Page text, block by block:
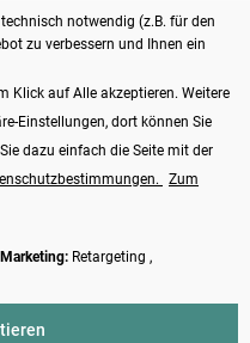
notwendig (z.B. für den
zu verbessern und Ihnen ein
Klick auf Alle akzeptieren. Weitere
Einstellungen, dort können Sie
dazu einfach die Seite mit der
Zum
Marketing: Retargeting ,